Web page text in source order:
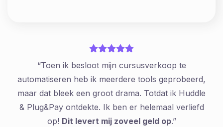
“Toen ik besloot mijn cursusverkoop te
automatiseren heb ik meerdere tools geprobeerd,
maar dat bleek een groot drama. Totdat ik Huddle
& Plug&Pay ontdekte. Ik ben er helemaal verliefd
op! Dit levert mij zoveel geld op.”